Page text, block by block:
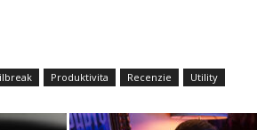
Produktivita Recenzie Utility